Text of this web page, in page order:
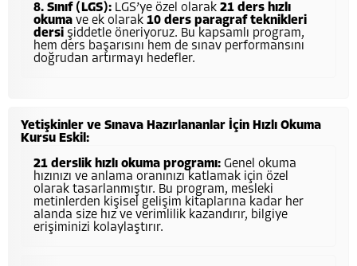
8. Sınıf (LGS): LGS’ye özel olarak 21 ders hızlı
okuma ve ek olarak 10 ders paragraf teknikleri
dersi şiddetle öneriyoruz. Bu kapsamlı program,
hem ders başarısını hem de sınav performansını
doğrudan artırmayı hedefler.
Yetişkinler ve Sınava Hazırlananlar İçin Hızlı Okuma
Kursu Eskil:
21 derslik hızlı okuma programı: Genel okuma
hızınızı ve anlama oranınızı katlamak için özel
olarak tasarlanmıştır. Bu program, mesleki
metinlerden kişisel gelişim kitaplarına kadar her
alanda size hız ve verimlilik kazandırır, bilgiye
erişiminizi kolaylaştırır.